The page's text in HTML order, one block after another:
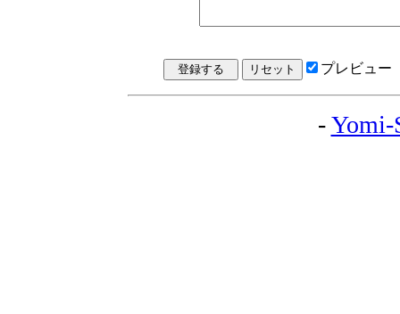
プレビュー
-Yomi-